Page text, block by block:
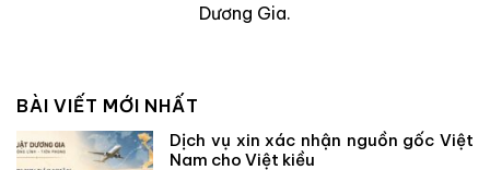
Dương Gia.
BÀI VIẾT MỚI NHẤT
Dịch vụ xin xác nhận nguồn gốc Việt
Nam cho Việt kiều